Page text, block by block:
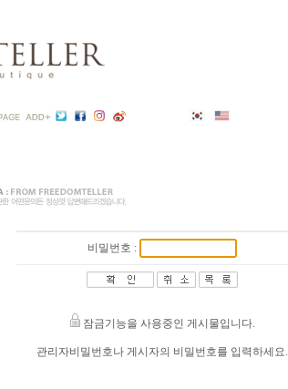
비밀번호 :
잠금기능을 사용중인 게시물입니다.
관리자비밀번호나 게시자의 비밀번호를 입력하세요.